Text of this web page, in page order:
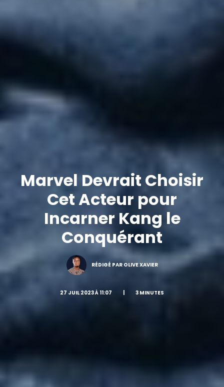
Marvel Devrait Choisir
Cet Acteur pour
Incarner Kang le
Conquérant
RÉDIGÉ PAR OLIVE XAVIER
27 JUIL 2023 À 11:07 | 3 MINUTES